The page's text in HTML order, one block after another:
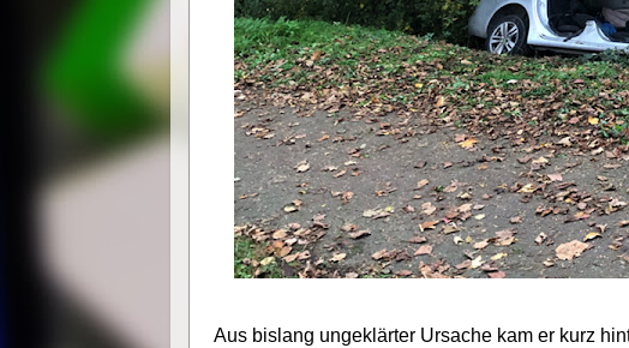
Aus bislang ungeklärter Ursache kam er kurz